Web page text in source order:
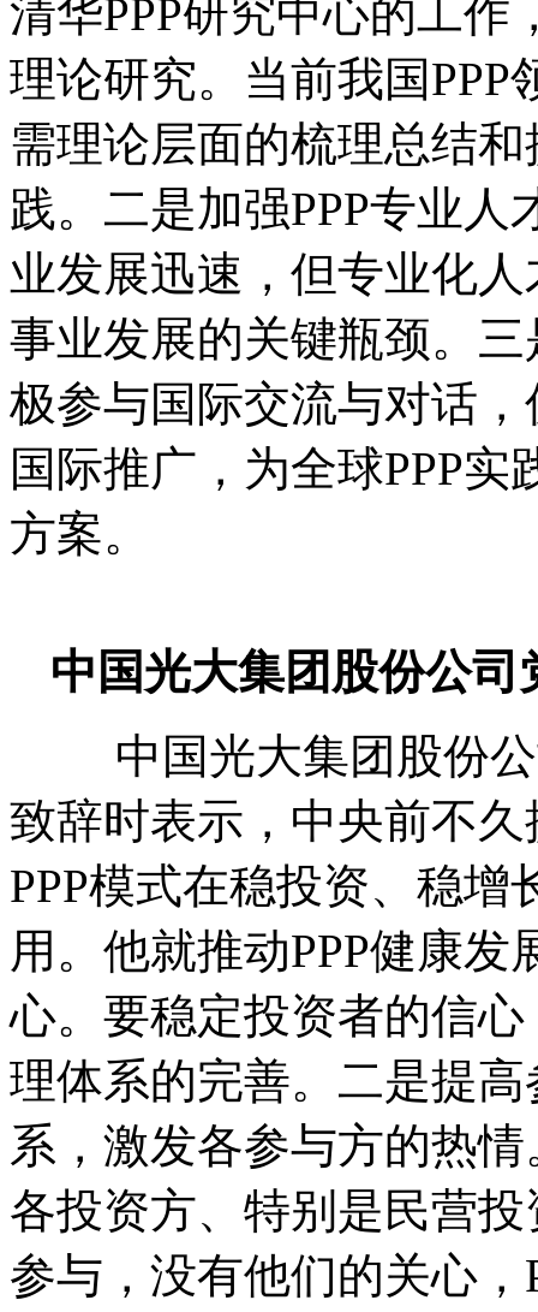
清华PPP研究中心的工作
理论研究。当前我国
需理论层面的梳理总结
践。二是加强PPP专业人
业发展迅速，但专业化
事业发展的关键瓶颈。
极参与国际交流与对话
国际推广，为全球PPP
方案。
中国光大集团股份公
中国光大集团股份公
致辞时表示，中央前不
PPP模式在稳投资、稳
用。他就推动PPP健康发
心。要稳定投资者的信
理体系的完善。二是提
系，激发各参与方的热
各投资方、特别是民营
参与，没有他们的关心